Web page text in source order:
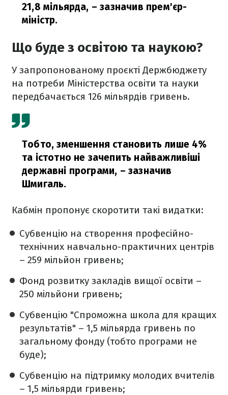
21,8 мільярда, – зазначив прем'єр-
міністр.
Що буде з освітою та наукою?
У запропонованому проєкті Держбюджету
на потреби Міністерства освіти та науки
передбачається 126 мільярдів гривень.
Тобто, зменшення становить лише 4%
та істотно не зачепить найважливіші
державні програми, – зазначив
Шмигаль.
Кабмін пропонує скоротити такі видатки:
Субвенцію на створення професійно-
технічних навчально-практичних центрів
– 259 мільйон гривень;
Фонд розвитку закладів вищої освіти –
250 мільйони гривень;
Субвенцію "Спроможна школа для кращих
результатів" – 1,5 мільярда гривень по
загальному фонду (тобто програми не
буде);
Субвенцію на підтримку молодих вчителів
– 1,5 мільярди гривень;